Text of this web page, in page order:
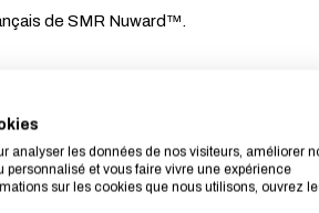
de SMR Nuward™.
généraliste de formation, Sylvain
commercial du réacteur
sur la conception et le fonctionnement
analyser les données de nos visiteurs, améliorer
personnalisé et vous faire vivre une expérience
sur les cookies que nous utilisons, ouvrez